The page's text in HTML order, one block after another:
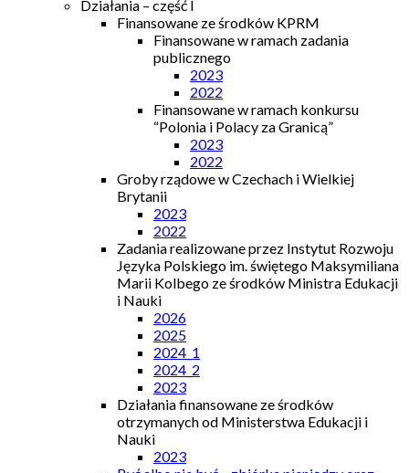
Działania – część I
Finansowane ze środków KPRM
Finansowane w ramach zadania
publicznego
2023
2022
Finansowane w ramach konkursu
“Polonia i Polacy za Granicą”
2023
2022
Groby rządowe w Czechach i Wielkiej
Brytanii
2023
2022
Zadania realizowane przez Instytut Rozwoju
Języka Polskiego im. świętego Maksymiliana
Marii Kolbego ze środków Ministra Edukacji
i Nauki
2026
2025
2024_1
2024_2
2023
Działania finansowane ze środków
otrzymanych od Ministerstwa Edukacji i
Nauki
2023